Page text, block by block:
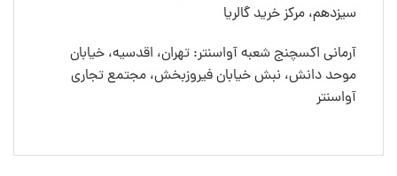
سیزدهم، مرکز خرید گالریا
آرمانی اکسچنج شعبه آواسنتر: تهران، اقدسیه، خیابان
موحد دانش، نبش خیابان فیروزبخش، مجتمع تجاری
آواسنتر